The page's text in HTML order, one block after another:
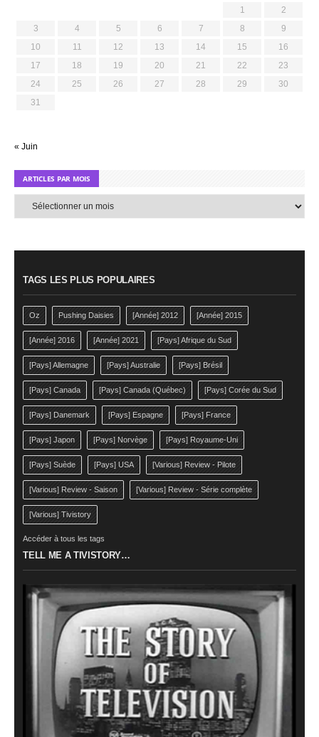
1
2
3
4 5 6 7 8
9
10
11 12 13 14 15
16
17
18 19 20 21 22
23
24
25 26 27 28 29
30
31
« Juin
ARTICLES PAR MOIS
TAGS LES PLUS POPULAIRES
Oz Pushing Daisies [Année] 2012 [Année] 2015
[Année] 2016 [Année] 2021 [Pays] Afrique du Sud
[Pays] Allemagne [Pays] Australie [Pays] Brésil
[Pays] Canada [Pays] Canada (Québec) [Pays] Corée du Sud
[Pays] Danemark [Pays] Espagne [Pays] France
[Pays] Japon [Pays] Norvège [Pays] Royaume-Uni
[Pays] Suède [Pays] USA [Various] Review - Pilote
[Various] Review - Saison [Various] Review - Série complète
[Various] Tivistory
Accéder à tous les tags
TELL ME A TIVISTORY…